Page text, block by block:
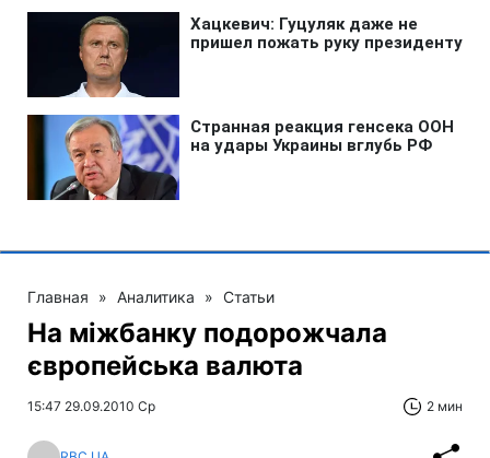
Главная » Аналитика » Статьи
На міжбанку подорожчала
європейська валюта
15:47 29.09.2010 Ср 2 мин